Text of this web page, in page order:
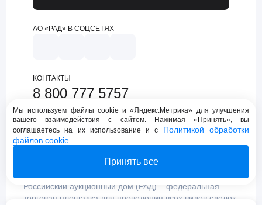
АО «РАД» В СОЦСЕТЯХ
КОНТАКТЫ
8 800 777 5757
support@lot-online.ru
Техническая поддержка
Российский аукционный дом (РАД) – федеральная
торговая площадка для проведения всех видов сделок
Мы используем файлы cookie и «Яндекс.Метрика» для улучшения
вашего взаимодействия с сайтом. Нажимая «Принять», вы
соглашаетесь на их использование и с Политикой обработки
файлов cookie.
Принять все